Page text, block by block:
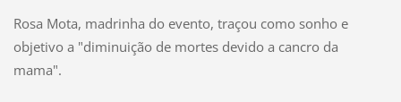
Rosa Mota, madrinha do evento, traçou como sonho e
objetivo a "diminuição de mortes devido a cancro da
mama".